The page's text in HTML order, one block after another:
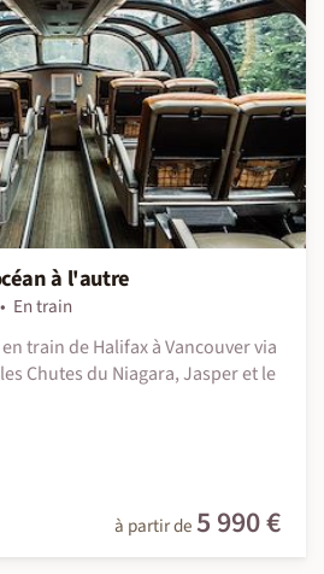
à l'autre
En train
train de Halifax à Vancouver via
Chutes du Niagara, Jasper et le
à partir de 5 990 €